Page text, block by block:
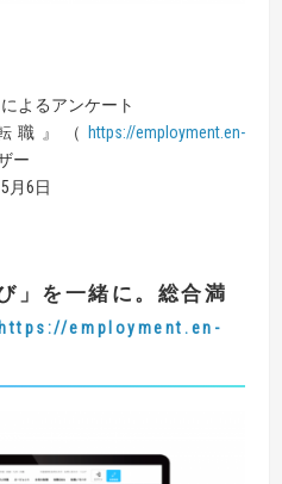
よるアンケート
職』（
https://employment.en-
ー
月6日
」を一緒に。総合満
https://employment.en-